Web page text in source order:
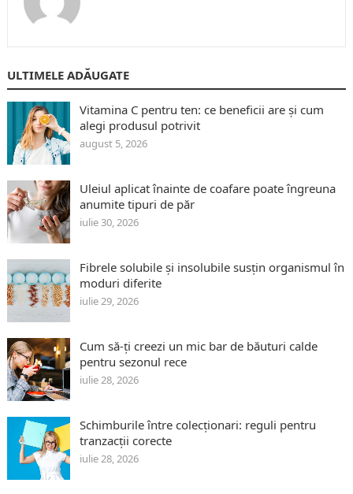
ULTIMELE ADĂUGATE
Vitamina C pentru ten: ce beneficii are și cum
alegi produsul potrivit
august 5, 2026
Uleiul aplicat înainte de coafare poate îngreuna
anumite tipuri de păr
iulie 30, 2026
Fibrele solubile și insolubile susțin organismul în
moduri diferite
iulie 29, 2026
Cum să-ți creezi un mic bar de băuturi calde
pentru sezonul rece
iulie 28, 2026
Schimburile între colecționari: reguli pentru
tranzacții corecte
iulie 28, 2026